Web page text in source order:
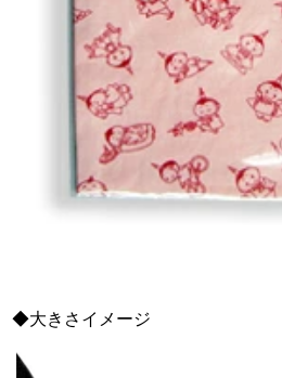
◆大きさイメージ